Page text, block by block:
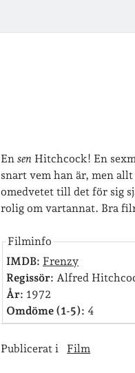
Ensen Hitchcock! En
snart vem han är, men
omedvetet till det för sig
rolig om vartannat. Bra
Filminfo
IMDB: Frenzy
Regissör: Alfred
År: 1972
Omdöme (1-5): 4
Publicerat i Film